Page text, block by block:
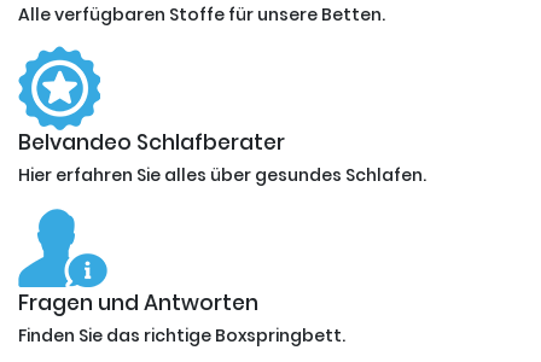
Alle verfügbaren Stoffe für unsere Betten.
Belvandeo Schlafberater
Hier erfahren Sie alles über gesundes Schlafen.
Fragen und Antworten
Finden Sie das richtige Boxspringbett.